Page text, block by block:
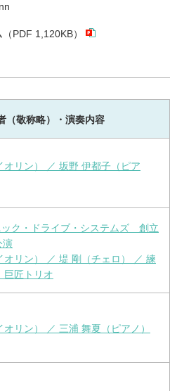
PDF 1,120KB）
（敬称略）・演奏内容
オリン） ／ 坂野 伊都子（ピア
ック・ドライブ・システムズ 創立
演
オリン） ／ 堤 剛（チェロ） ／ 練
巨匠トリオ
リン） ／ 三浦 舞夏（ピアノ）